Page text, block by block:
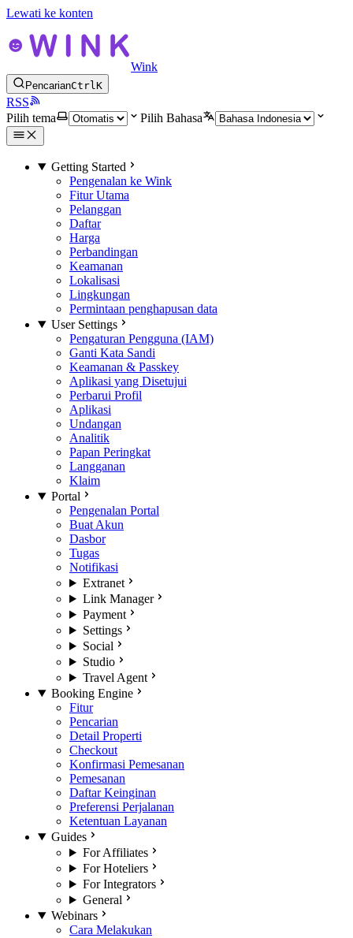
Lewati ke konten
Wink
PencarianCtrlK
RSS
Pilih tema
Pilih Bahasa
Getting Started
Pengenalan ke Wink
Fitur Utama
Pelanggan
Daftar
Harga
Perbandingan
Keamanan
Lokalisasi
Lingkungan
Permintaan penghapusan data
User Settings
Pengaturan Pengguna (IAM)
Ganti Kata Sandi
Keamanan & Passkey
Aplikasi yang Disetujui
Perbarui Profil
Aplikasi
Undangan
Analitik
Papan Peringkat
Langganan
Klaim
Portal
Pengenalan Portal
Buat Akun
Dasbor
Tugas
Notifikasi
Extranet
Link Manager
Payment
Settings
Social
Studio
Travel Agent
Booking Engine
Fitur
Pencarian
Detail Properti
Checkout
Konfirmasi Pemesanan
Pemesanan
Daftar Keinginan
Preferensi Perjalanan
Ketentuan Layanan
Guides
For Affiliates
For Hoteliers
For Integrators
General
Webinars
Cara Melakukan